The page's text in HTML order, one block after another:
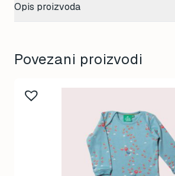
Opis proizvoda
Povezani proizvodi